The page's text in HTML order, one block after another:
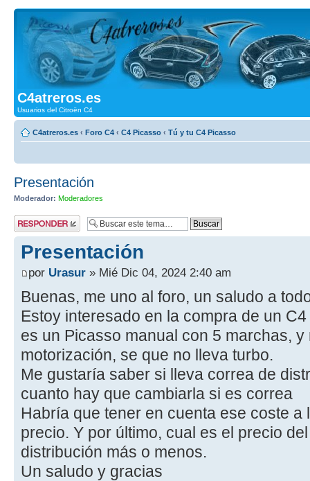
C4atreros.es
Usuarios del Citroën C4
C4atreros.es ‹ Foro C4 ‹ C4 Picasso ‹ Tú y tu C4 Picasso
Presentación
Moderador: Moderadores
Publicar una
respuesta
Presentación
por Urasur » Mié Dic 04, 2024 2:40 am
Buenas, me uno al foro, un saludo a
Estoy interesado en la compra de un
es un Picasso manual con 5 marchas,
motorización, se que no lleva turbo.
Me gustaría saber si lleva correa de
cuanto hay que cambiarla si es correa
Habría que tener en cuenta ese coste a
precio. Y por último, cual es el precio
distribución más o menos.
Un saludo y gracias